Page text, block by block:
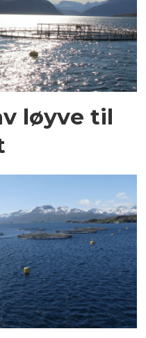
løyve til